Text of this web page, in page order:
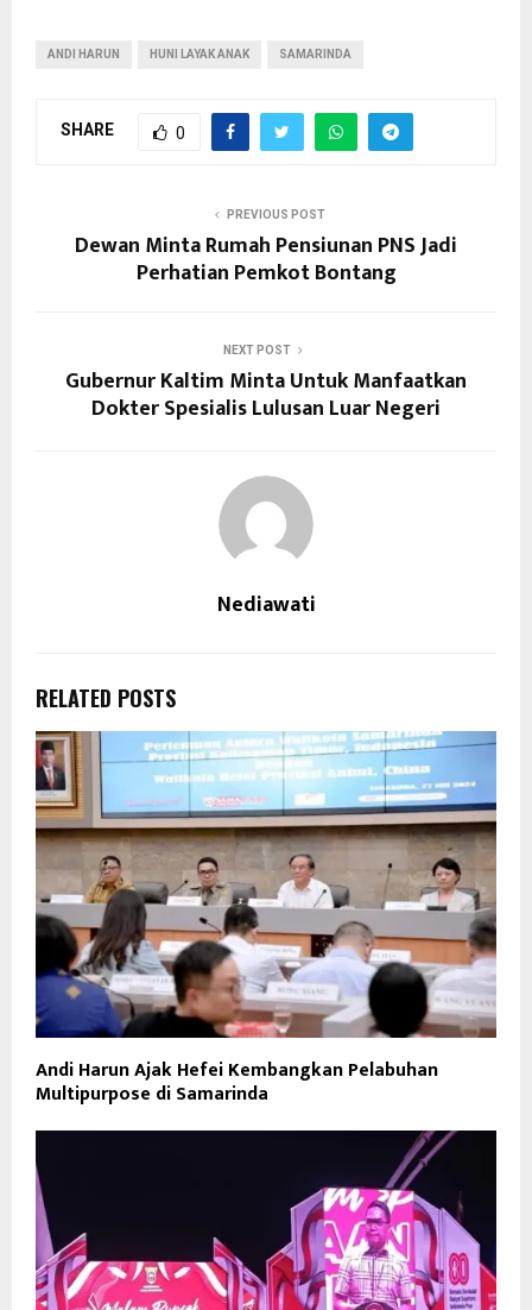
ANDI HARUN HUNI LAYAK ANAK SAMARINDA
SHARE 0
PREVIOUS POST
Dewan Minta Rumah Pensiunan PNS Jadi
Perhatian Pemkot Bontang
NEXT POST
Gubernur Kaltim Minta Untuk Manfaatkan
Dokter Spesialis Lulusan Luar Negeri
Nediawati
RELATED POSTS
Andi Harun Ajak Hefei Kembangkan Pelabuhan
Multipurpose di Samarinda